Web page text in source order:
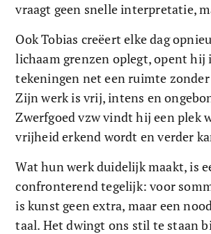
vraagt geen snelle interpretatie,
Ook Tobias creëert elke dag
lichaam grenzen oplegt, opent hij
tekeningen net een ruimte
Zijn werk is vrij, intens en
Zwerfgoed vzw vindt hij een plek
vrijheid erkend wordt en verder
Wat hun werk duidelijk maakt, is
confronterend tegelijk: voor
is kunst geen extra, maar een
taal. Het dwingt ons stil te staan